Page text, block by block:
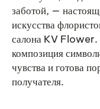
заботой, —
искусства
салона KV Flower.
композиция
чувства и готова
получателя.